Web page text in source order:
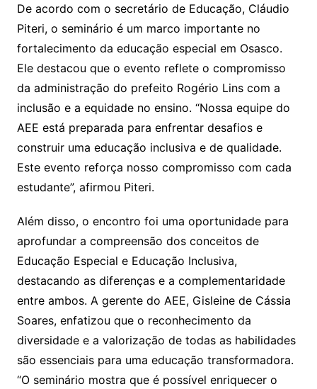
De acordo com o secretário de Educação, Cláudio
Piteri, o seminário é um marco importante no
fortalecimento da educação especial em Osasco.
Ele destacou que o evento reflete o compromisso
da administração do prefeito Rogério Lins com a
inclusão e a equidade no ensino. “Nossa equipe do
AEE está preparada para enfrentar desafios e
construir uma educação inclusiva e de qualidade.
Este evento reforça nosso compromisso com cada
estudante”, afirmou Piteri.
Além disso, o encontro foi uma oportunidade para
aprofundar a compreensão dos conceitos de
Educação Especial e Educação Inclusiva,
destacando as diferenças e a complementaridade
entre ambos. A gerente do AEE, Gisleine de Cássia
Soares, enfatizou que o reconhecimento da
diversidade e a valorização de todas as habilidades
são essenciais para uma educação transformadora.
“O seminário mostra que é possível enriquecer o